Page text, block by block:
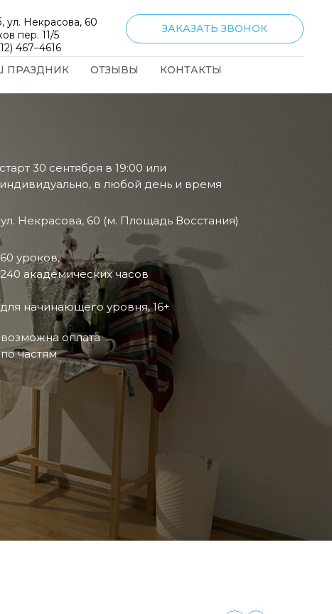
ул. Некрасова, 60
пер. 11/5
467−4616
ЗАКАЗАТЬ ЗВОНОК
ПРАЗДНИК ОТЗЫВЫ КОНТАКТЫ
для начинающего уровня, 16+
60 уроков,
240 академических часов
ул. Некрасова, 60 (м. Площадь Восстания)
старт 30 сентября в 19:00 или
индивидуально, в любой день и время
возможна оплата
по частям